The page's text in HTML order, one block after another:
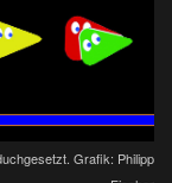
Grafik: Philipp